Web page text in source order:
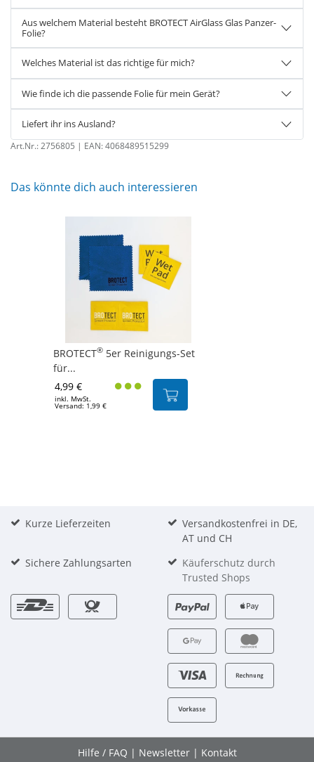
Aus welchem Material besteht BROTECT AirGlass Glas Panzer-
Folie?
Welches Material ist das richtige für mich?
Wie finde ich die passende Folie für mein Gerät?
Liefert ihr ins Ausland?
Art.Nr.:2756805 | EAN:4068489515299
Das könnte dich auch interessieren
BROTECT® 5er Reinigungs-Set
für...
4,99 €
inkl. MwSt.
Versand: 1,99 €
Kurze Lieferzeiten
Versandkostenfrei in DE,
AT und CH
Sichere Zahlungsarten
Käuferschutz durch
Trusted Shops
Hilfe / FAQ | Newsletter | Kontakt